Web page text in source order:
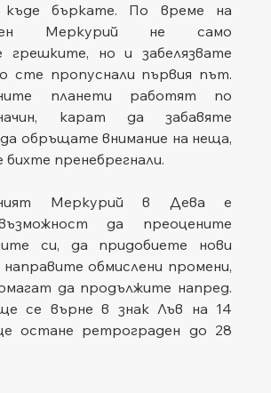
къде бъркате. По време на
Меркурий не само
грешките, но и забелязвате
сте пропуснали първия път.
планети работят по
карат да забавяте
обръщате внимание на неща,
бихте пренебрегнали.
Меркурий в Дева е
да преоцените
си, да придобиете нови
обмислени промени,
да продължите напред.
се върне в знак Лъв на 14
остане ретрограден до 28